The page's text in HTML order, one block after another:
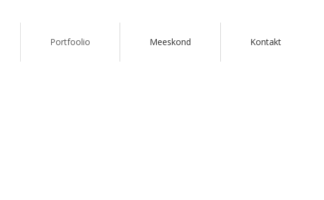
Portfoolio Meeskond Kontakt